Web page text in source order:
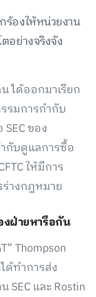
ร้องให้หน่วยงาน
อย่างจริงจัง
ได้ออกมาเรียก
รมการกำกับ
ของ
กับดูแลการซื้อ
ให้มีการ
างกฎหมาย
ฝ่ายหารือกัน
Thompson
ด้ทำการส่ง
SEC และ Rostin